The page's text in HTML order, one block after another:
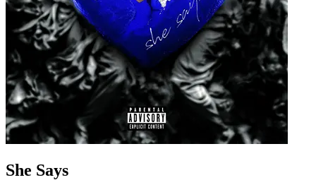
She Says